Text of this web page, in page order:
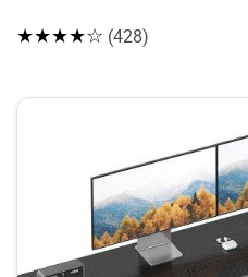
★★★★☆ (428)